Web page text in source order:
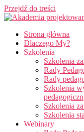
Przejdź do treści
Strona główna
Dlaczego My?
Szkolenia
Szkolenia
Rady
Rady
Szkolenia
Szkolenia
Szkolenia
Webinary